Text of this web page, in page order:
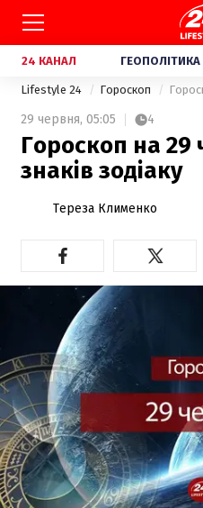
24 КАНАЛ ГЕОПОЛІТИКА
Lifestyle 24 Гороскоп
29 червня, 05:05 4
Гороскоп на 29
знаків зодіаку
Тереза Клименко